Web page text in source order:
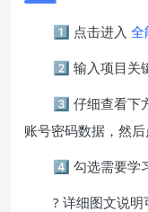
1️⃣ 点击进入 全
2️⃣ 输入项目关
3️⃣ 仔细查看下
账号密码数据，然
4️⃣ 勾选需要学
? 详细图文说明